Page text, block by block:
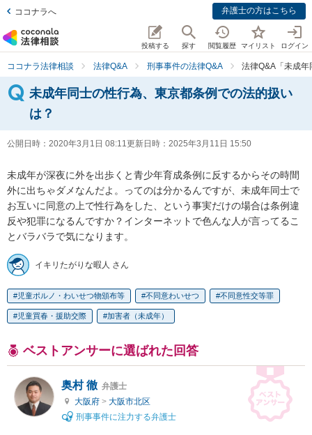
ココナラへ 弁護士の方はこちら
投稿する 探す 閲覧履歴 マイリスト ログイン
ココナラ法律相談 法律Q&A 刑事事件の法律Q&A 法律Q&A「未成
未成年同士の性行為、東京都条例での法的扱い
は？
公開日時： 2020年3月1日 08:11更新日時： 2025年3月11日 15:50
未成年が深夜に外を出歩くと青少年育成条例に反するからその時間
外に出ちゃダメなんだよ。ってのは分かるんですが、未成年同士で
お互いに同意の上で性行為をした、という事実だけの場合は条例違
反や犯罪になるんですか？インターネットで色んな人が言ってるこ
とバラバラで気になります。
イキリたがりな暇人 さん
児童ポルノ・わいせつ物頒布等 不同意わいせつ 不同意性交等罪
児童買春・援助交際 加害者（未成年）
ベストアンサーに選ばれた回答
奥村 徹 弁護士
大阪府 > 大阪市北区
刑事事件に注力する弁護士